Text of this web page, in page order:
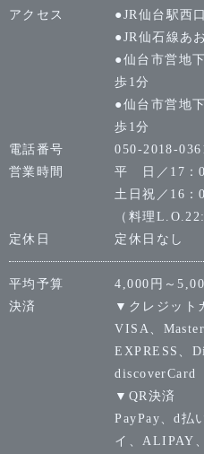
アクセス
●JR仙台駅西
●JR仙石線あ
●仙台市営地
歩1分
●仙台市営地
歩1分
電話番号
050-2018-
営業時間
平 日／17：
土日祝／16：
（料理
定休日
定休日なし
平均予算
4,000円～
決済
▼クレジット
VISA、
EXPRESS、
discoverCard
▼QR決済
PayPay、d払
イ、ALIPAY